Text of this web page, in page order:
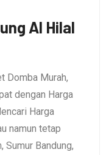
Al Hilal
Domba Murah,
dengan Harga
Harga
namun tetap
Sumur Bandung,